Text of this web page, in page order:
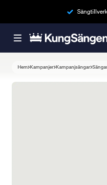
Hem Kampanjer Kampanjsängar